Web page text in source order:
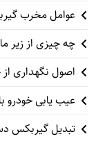
عوامل مخرب
چه چیزی از زیر
اصول نگهداری از
عیب یابی خودرو
تبدیل گیربکس